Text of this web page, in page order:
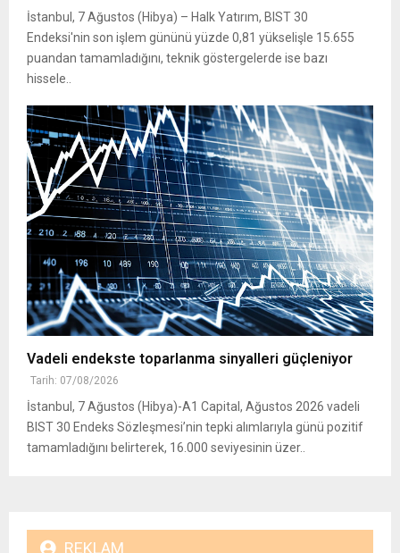
İstanbul, 7 Ağustos (Hibya) – Halk Yatırım, BIST 30
Endeksi'nin son işlem gününü yüzde 0,81 yükselişle 15.655
puandan tamamladığını, teknik göstergelerde ise bazı
hissele..
Vadeli endekste toparlanma sinyalleri güçleniyor
Tarih: 07/08/2026
İstanbul, 7 Ağustos (Hibya)-A1 Capital, Ağustos 2026 vadeli
BIST 30 Endeks Sözleşmesi’nin tepki alımlarıyla günü pozitif
tamamladığını belirterek, 16.000 seviyesinin üzer..
REKLAM